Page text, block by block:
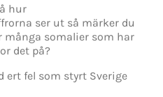
hur
ser ut så märker du
många somalier som har
det på?
ert fel som styrt Sverige